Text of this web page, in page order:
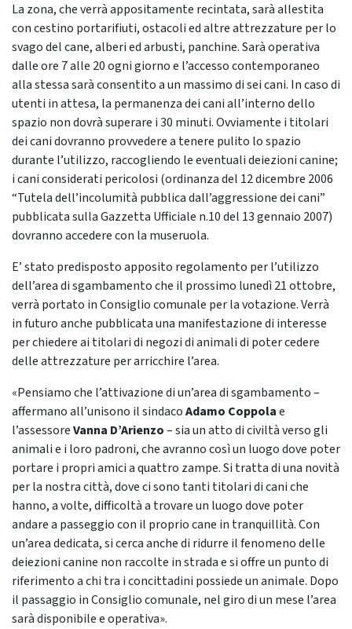
La zona, che verrà appositamente recintata, sarà allestita
con cestino portarifiuti, ostacoli ed altre attrezzature per lo
svago del cane, alberi ed arbusti, panchine. Sarà operativa
dalle ore 7 alle 20 ogni giorno e l’accesso contemporaneo
alla stessa sarà consentito a un massimo di sei cani. In caso di
utenti in attesa, la permanenza dei cani all’interno dello
spazio non dovrà superare i 30 minuti. Ovviamente i titolari
dei cani dovranno provvedere a tenere pulito lo spazio
durante l’utilizzo, raccogliendo le eventuali deiezioni canine;
i cani considerati pericolosi (ordinanza del 12 dicembre 2006
“Tutela dell’incolumità pubblica dall’aggressione dei cani”
pubblicata sulla Gazzetta Ufficiale n.10 del 13 gennaio 2007)
dovranno accedere con la museruola.
E’ stato predisposto apposito regolamento per l’utilizzo
dell’area di sgambamento che il prossimo lunedì 21 ottobre,
verrà portato in Consiglio comunale per la votazione. Verrà
in futuro anche pubblicata una manifestazione di interesse
per chiedere ai titolari di negozi di animali di poter cedere
delle attrezzature per arricchire l’area.
«Pensiamo che l’attivazione di un’area di sgambamento –
affermano all’unisono il sindacoAdamo Coppolae
l’assessoreVanna D’Arienzo– sia un atto di civiltà verso gli
animali e i loro padroni, che avranno così un luogo dove poter
portare i propri amici a quattro zampe. Si tratta di una novità
per la nostra città, dove ci sono tanti titolari di cani che
hanno, a volte, difficoltà a trovare un luogo dove poter
andare a passeggio con il proprio cane in tranquillità. Con
un’area dedicata, si cerca anche di ridurre il fenomeno delle
deiezioni canine non raccolte in strada e si offre un punto di
riferimento a chi tra i concittadini possiede un animale. Dopo
il passaggio in Consiglio comunale, nel giro di un mese l’area
sarà disponibile e operativa».